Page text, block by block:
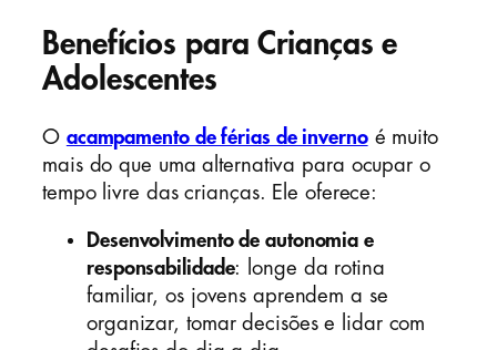
Benefícios para Crianças e
Adolescentes
O acampamento de férias de invernoé muito
mais do que uma alternativa para ocupar o
tempo livre das crianças. Ele oferece:
Desenvolvimento de autonomia e
responsabilidade: longe da rotina
familiar, os jovens aprendem a se
organizar, tomar decisões e lidar com